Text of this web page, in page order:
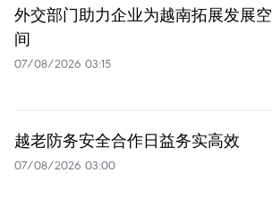
外交部门助力企业为越南拓展发展空
间
07/08/2026 03:15
越老防务安全合作日益务实高效
07/08/2026 03:00